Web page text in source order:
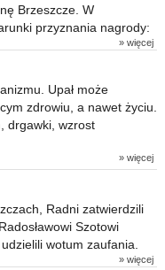
Brzeszcze. W
przyznania nagrody:
» więcej
Upał może
zdrowiu, a nawet życiu.
drgawki, wzrost
» więcej
Radni zatwierdzili
Szotowi
wotum zaufania.
» więcej